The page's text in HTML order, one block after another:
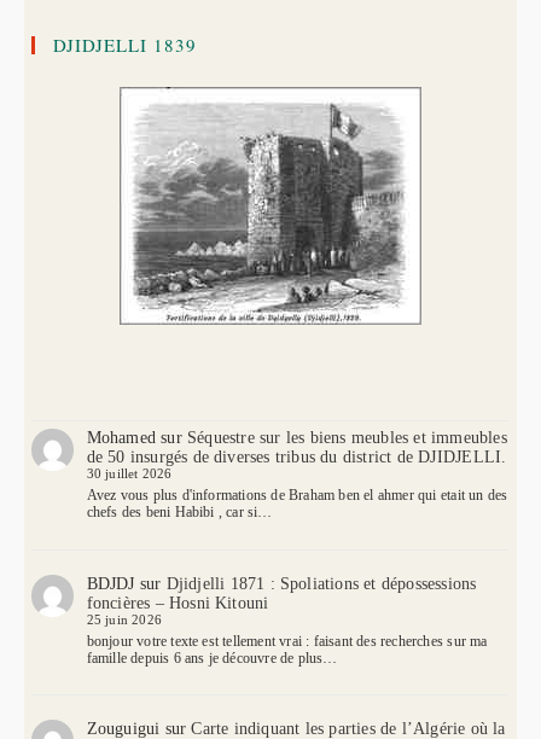
DJIDJELLI 1839
Mohamedsur Séquestre sur les biens meubles et immeubles
de 50 insurgés de diverses tribus du district de DJIDJELLI.
30 juillet 2026
Avez vous plus d'informations de Braham ben el ahmer qui etait un des
chefs des beni Habibi , car si…
BDJDJ sur Djidjelli 1871 : Spoliations et dépossessions
foncières – Hosni Kitouni
25 juin 2026
bonjour votre texte est tellement vrai : faisant des recherches sur ma
famille depuis 6 ans je découvre de plus…
Zouguigui surCarte indiquant les parties de l’Algérie où la